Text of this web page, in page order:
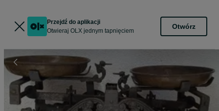
Przejdź do aplikacji
Otwieraj OLX jednym tapnięciem
Otwórz